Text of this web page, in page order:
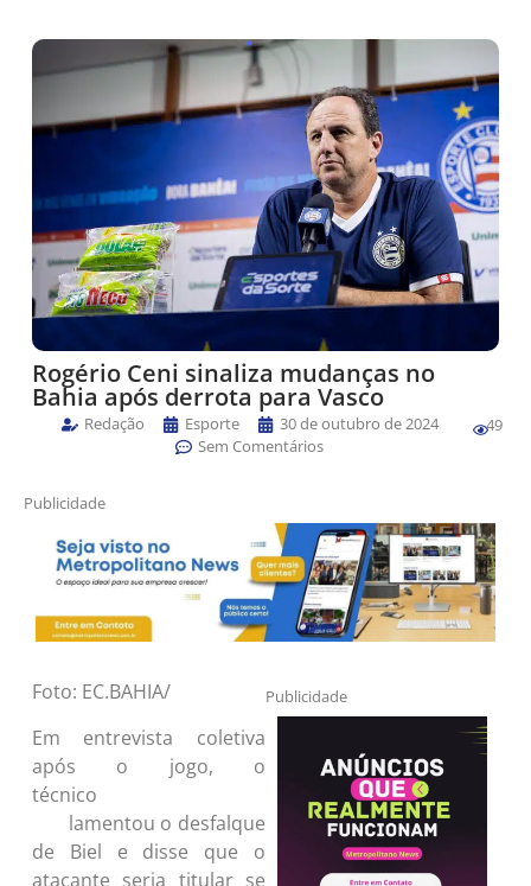
Rogério Ceni sinaliza mudanças no
Bahia após derrota para Vasco
Redação Esporte
30 de outubro de 2024
Sem Comentários
49
Publicidade
Foto: EC.BAHIA/
Em entrevista coletiva
após o jogo, o
técnico
lamentou o desfalque
de Biel e disse que o
atacante seria titular se
Publicidade